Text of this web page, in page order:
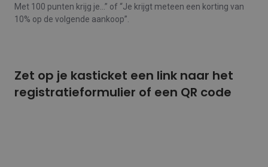
Met 100 punten krijg je…” of “Je krijgt meteen een korting van
10% op de volgende aankoop”.
Zet op je kasticket een link naar het
registratieformulier of een QR code